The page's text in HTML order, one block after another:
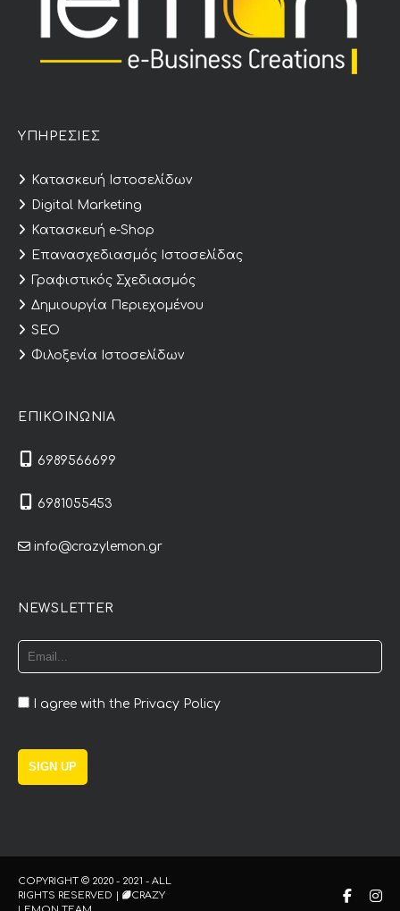
ΥΠΗΡΕΣΙΕΣ
Κατασκευή Ιστοσελίδων
Digital Marketing
Κατασκευή e-Shop
Επανασχεδιασμός Ιστοσελίδας
Γραφιστικός Σχεδιασμός
Δημιουργία Περιεχομένου
SEO
Φιλοξενία Ιστοσελίδων
ΕΠΙΚΟΙΝΩΝΙΑ
6989566699
6981055453
info@crazylemon.gr
NEWSLETTER
I agree with the Privacy Policy
COPYRIGHT © 2020 - 2021 - ALL
RIGHTS RESERVED |
CRAZY